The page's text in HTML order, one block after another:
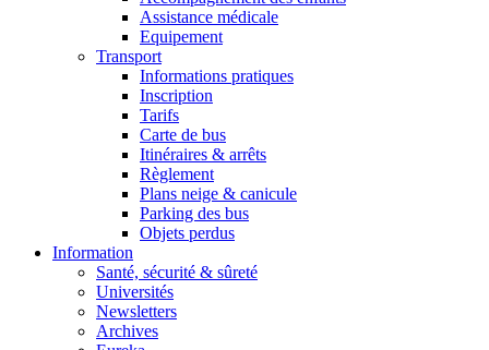
Assistance médicale
Equipement
Transport
Informations pratiques
Inscription
Tarifs
Carte de bus
Itinéraires & arrêts
Règlement
Plans neige & canicule
Parking des bus
Objets perdus
Information
Santé, sécurité & sûreté
Universités
Newsletters
Archives